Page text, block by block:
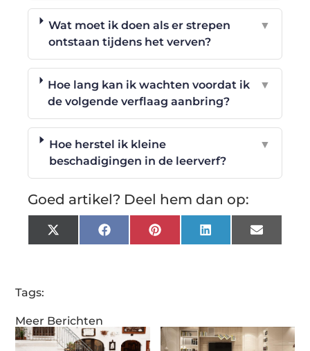
Meer Berichten
Wat moet ik doen als er strepen
ontstaan tijdens het verven?
▼
Hoe lang kan ik wachten voordat ik
de volgende verflaag aanbring?
▼
Hoe herstel ik kleine
beschadigingen in de leerverf?
▼
Goed artikel? Deel hem dan op:
X
(Twitter)
FacebookPinterestLinkedInEmail
Tags: